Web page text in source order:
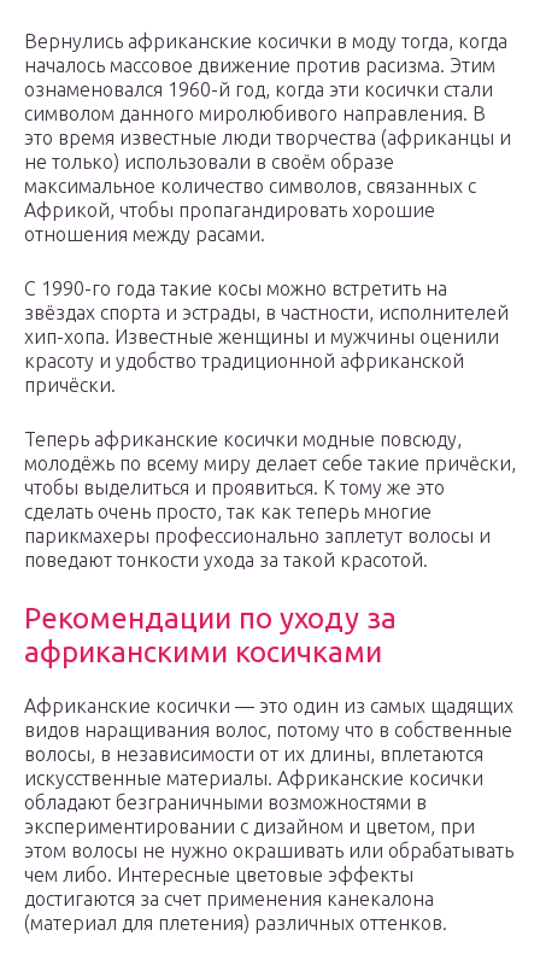
Вернулись африканские косички в моду тогда, когда
началось массовое движение против расизма. Этим
ознаменовался 1960-й год, когда эти косички стали
символом данного миролюбивого направления. В
это время известные люди творчества (африканцы и
не только) использовали в своём образе
максимальное количество символов, связанных с
Африкой, чтобы пропагандировать хорошие
отношения между расами.
С 1990-го года такие косы можно встретить на
звёздах спорта и эстрады, в частности, исполнителей
хип-хопа. Известные женщины и мужчины оценили
красоту и удобство традиционной африканской
причёски.
Теперь африканские косички модные повсюду,
молодёжь по всему миру делает себе такие причёски,
чтобы выделиться и проявиться. К тому же это
сделать очень просто, так как теперь многие
парикмахеры профессионально заплетут волосы и
поведают тонкости ухода за такой красотой.
Рекомендации по уходу за
африканскими косичками
Африканские косички — это один из самых щадящих
видов наращивания волос, потому что в собственные
волосы, в независимости от их длины, вплетаются
искусственные материалы. Африканские косички
обладают безграничными возможностями в
экспериментировании с дизайном и цветом, при
этом волосы не нужно окрашивать или обрабатывать
чем либо. Интересные цветовые эффекты
достигаются за счет применения канекалона
(материал для плетения) различных оттенков.